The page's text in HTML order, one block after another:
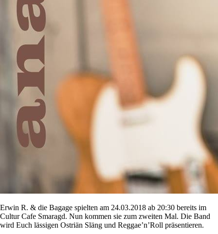
Erwin R. & die Bagage spielten am 24.03.2018 ab 20:30 bereits im
Cultur Cafe Smaragd. Nun kommen sie zum zweiten Mal. Die Band
wird Euch lässigen Ostriän Släng und Reggae’n’Roll präsentieren.